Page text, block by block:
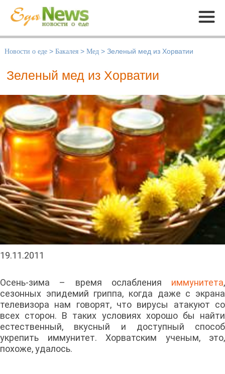
Меню
Новости о еде > Бакалея > Мед > Зеленый мед из Хорватии
Зеленый мед из Хорватии
19.11.2011
Осень-зима – время ослабления иммунитета,
сезонных эпидемий гриппа, когда даже с экрана
телевизора нам говорят, что вирусы атакуют со
всех сторон. В таких условиях хорошо бы найти
естественный, вкусный и доступный способ
укрепить иммунитет. Хорватским ученым, это,
похоже, удалось.